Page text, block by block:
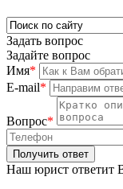
Задать вопрос
Задайте вопрос
Имя*
E-mail*
Вопрос*
Наш юрист ответит